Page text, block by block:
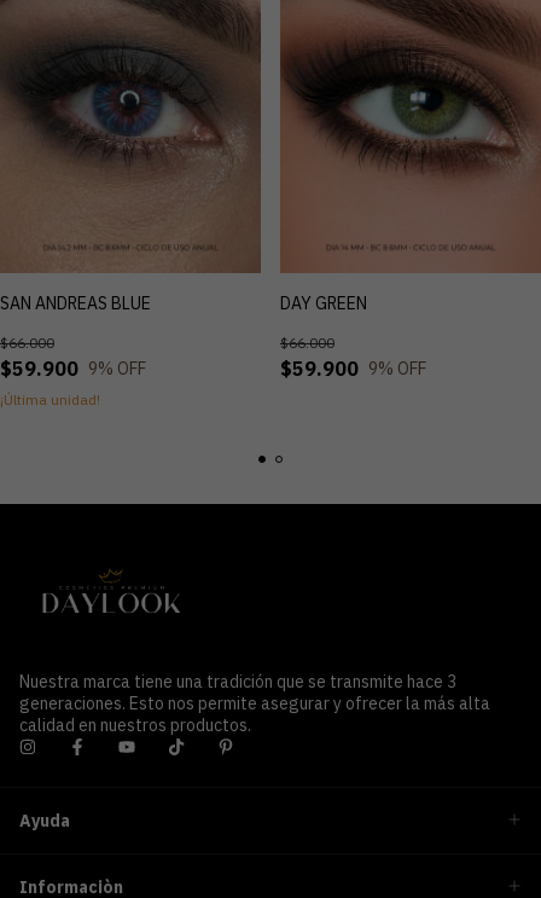
SAN ANDREAS BLUE
$59.900
$66.000
9% OFF
¡Última unidad!
DAY GREEN
$59.900
$66.000
9% OFF
Nuestra marca tiene una tradición que se transmite hace 3
generaciones. Esto nos permite asegurar y ofrecer la más alta
calidad en nuestros productos.
Ayuda
Informaciòn